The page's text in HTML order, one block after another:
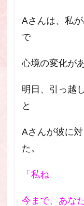
Aさんは、私
で
心境の変化が
明日、引っ越
と
Aさんが彼に
た。
「私ね
今まで、あな